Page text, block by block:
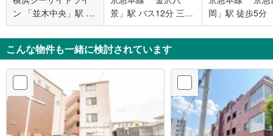
ン 「並木中央」駅 徒
歩11分
景」駅 バス12分 三信
センター バス停下車
徒歩5分
岡」駅 徒歩5分
こんな物件も一緒に検討されています